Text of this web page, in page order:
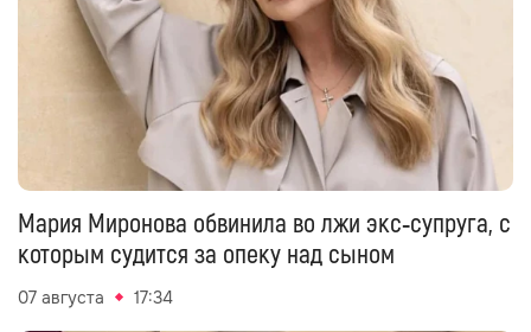
Мария Миронова обвинила во лжи экс‑супруга, с
которым судится за опеку над сыном
07 августа 17:34